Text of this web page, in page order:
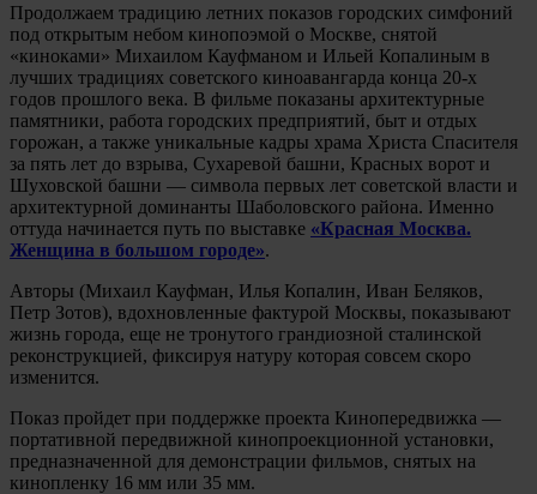
Продолжаем традицию летних показов городских симфоний
под открытым небом кинопоэмой о Москве, снятой
«киноками» Михаилом Кауфманом и Ильей Копалиным в
лучших традициях советского киноавангарда конца 20-х
годов прошлого века. В фильме показаны архитектурные
памятники, работа городских предприятий, быт и отдых
горожан, а также уникальные кадры храма Христа Спасителя
за пять лет до взрыва, Сухаревой башни, Красных ворот и
Шуховской башни — символа первых лет советской власти и
архитектурной доминанты Шаболовского района. Именно
оттуда начинается путь по выставке «Красная Москва.
Женщина в большом городе».
Авторы (Михаил Кауфман, Илья Копалин, Иван Беляков,
Петр Зотов), вдохновленные фактурой Москвы, показывают
жизнь города, еще не тронутого грандиозной сталинской
реконструкцией, фиксируя натуру которая совсем скоро
изменится.
Показ пройдет при поддержке проекта Кинопередвижка —
портативной передвижной кинопроекционной установки,
предназначенной для демонстрации фильмов, снятых на
кинопленку 16 мм или 35 мм.